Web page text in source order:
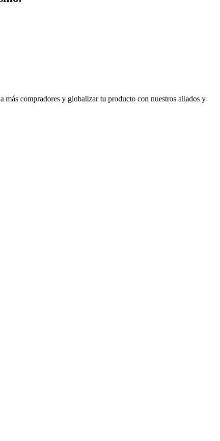
más compradores y globalizar tu producto con nuestros aliados y